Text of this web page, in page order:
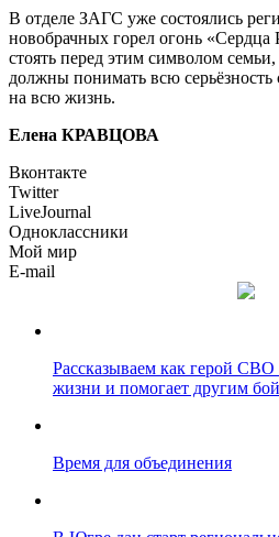
В отделе ЗАГС уже состоялись
новобрачных горел огонь «Сердца
стоять перед этим символом
должны понимать всю серьёзность
на всю жизнь.
Елена КРАВЦОВА
Вконтакте
Twitter
LiveJournal
Одноклассники
Мой мир
E-mail
Рассказываем как герой СВО
жизни и помогает другим
Время для объединения